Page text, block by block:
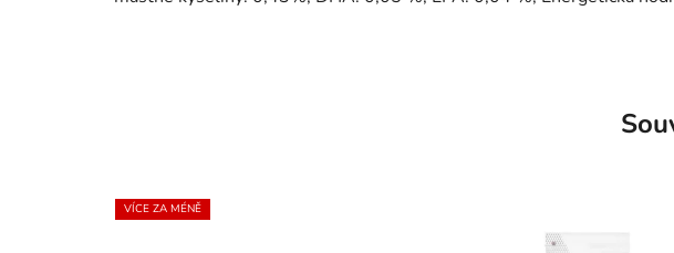
VÍCE ZA MÉNĚ